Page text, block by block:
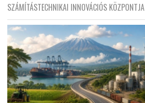
SZÁMÍTÁSTECHNIKAI INNOVÁCIÓS KÖZPONTJA